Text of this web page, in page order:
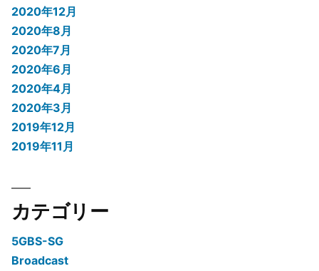
2020年12月
2020年8月
2020年7月
2020年6月
2020年4月
2020年3月
2019年12月
2019年11月
カテゴリー
5GBS-SG
Broadcast